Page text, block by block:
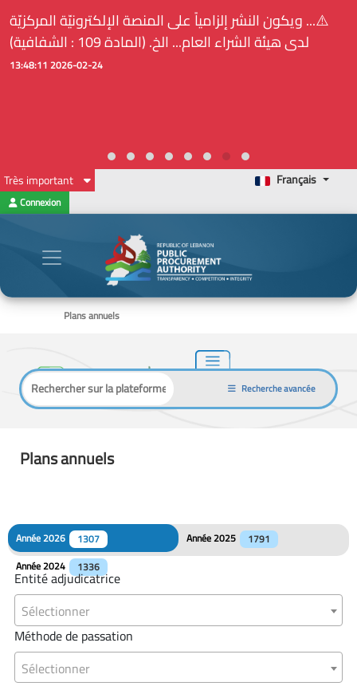
⚠️... ويكون النشر إلزامياً على المنصة الإلكترونيّة المركزيّة
لدى هيئة الشراء العام... الخ. (المادة 109 : الشفافية)
2026-02-24 13:48:11
Très important Français
Connexion
Plans annuels
Recherche avancée
Plans annuels
Année 2026 1307 Année 2025
1791
Année 2024
1336
Entité adjudicatrice
Sélectionner
Méthode de passation
Sélectionner